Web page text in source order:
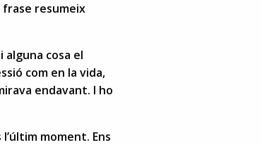
frase resumeix
cosa el
com en la vida,
endavant. I ho
moment. Ens